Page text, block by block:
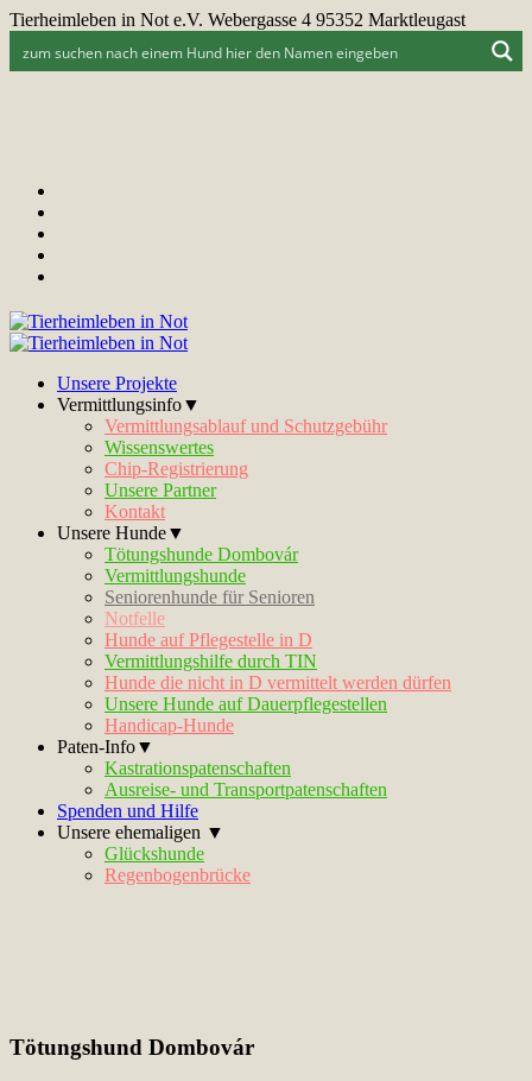
Tierheimleben in Not e.V. Webergasse 4 95352 Marktleugast
Unsere Projekte
Vermittlungsinfo▼
Vermittlungsablauf und Schutzgebühr
Wissenswertes
Chip-Registrierung
Unsere Partner
Kontakt
Unsere Hunde▼
Tötungshunde Dombovár
Vermittlungshunde
Seniorenhunde für Senioren
Notfelle
Hunde auf Pflegestelle in D
Vermittlungshilfe durch TIN
Hunde die nicht in D vermittelt werden dürfen
Unsere Hunde auf Dauerpflegestellen
Handicap-Hunde
Paten-Info▼
Kastrationspatenschaften
Ausreise- und Transportpatenschaften
Spenden und Hilfe
Unsere ehemaligen ▼
Glückshunde
Regenbogenbrücke
Tötungshund Dombovár